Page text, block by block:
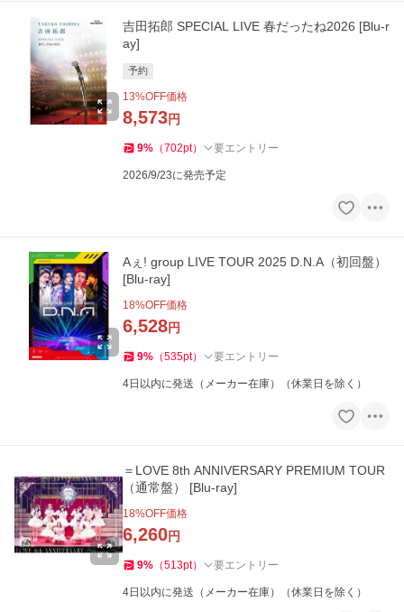
吉田拓郎 SPECIAL LIVE 春だったね2026 [Blu-r
ay]
予約
13%OFF価格
8,573円
9% （702pt） 要エントリー
2026/9/23に発売予定
Aぇ! group LIVE TOUR 2025 D.N.A（初回盤）
[Blu-ray]
18%OFF価格
6,528円
9% （535pt） 要エントリー
4日以内に発送（メーカー在庫）（休業日を除く）
＝LOVE 8th ANNIVERSARY PREMIUM TOUR
（通常盤） [Blu-ray]
18%OFF価格
6,260円
9% （513pt） 要エントリー
4日以内に発送（メーカー在庫）（休業日を除く）